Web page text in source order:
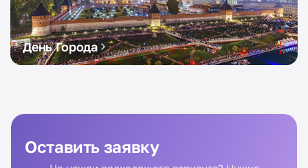
День Города
Оставить заявку